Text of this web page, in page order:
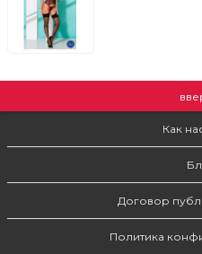
Как
Договор
Политика